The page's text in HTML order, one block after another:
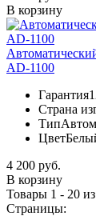
В корзину
AD-1100
Гарантия
Страна
Тип
Цвет
4 200 руб.
В корзину
Товары 1 - 20
Страницы: